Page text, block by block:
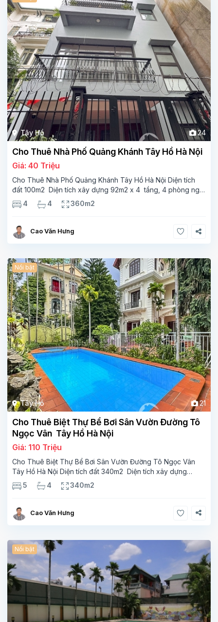
Tây Hồ 24
Cho Thuê Nhà Phố Quảng Khánh Tây Hồ Hà Nội
Giá: 40 Triệu
Cho Thuê Nhà Phố Quảng Khánh Tây Hồ Hà Nội Diện tích
đất 100m2 Diện tích xây dựng 92m2 x 4 tầng, 4 phòng ngủ
3 phòng tắm Tầng 1 – phòng bếp-1wc Tầng 2– phòng khách
, 1 phòng ngủ,1 phòng tắm Tầng 3- 2
4 4 360m2
Cao Văn Hưng
Tây Hồ 21
Nổi bật
Cho Thuê Biệt Thự Bể Bơi Sân Vườn Đường Tô
Ngọc Vân Tây Hồ Hà Nội
Giá: 110 Triệu
Cho Thuê Biệt Thự Bể Bơi Sân Vườn Đường Tô Ngọc Vân
Tây Hồ Hà Nội Diện tích đất 340m2 Diện tích xây dựng
110m2 Xây 3 tầng, 5 phòng ngủ 4 phòng tắm Tầng 1, ,
phòng khách , phòng bếp-1wc Tầng 2, 3
5 4 340m2
Cao Văn Hưng
Nổi bật